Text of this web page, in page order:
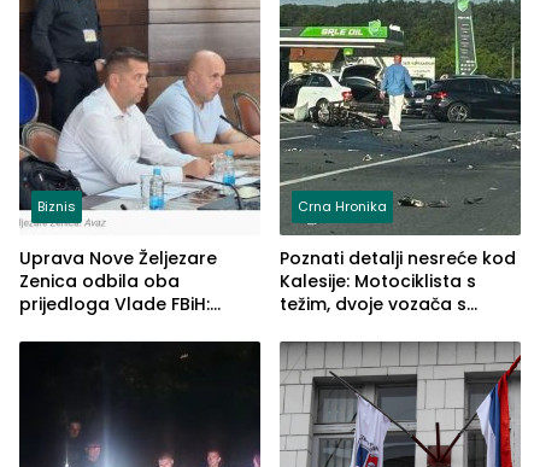
Biznis
Uprava Nove Željezare
Zenica odbila oba
prijedloga Vlade FBiH:
rješenje
Crna Hronika
Poznati detalji nesreće kod
Kalesije: Motociklista s
težim, dvoje vozača s